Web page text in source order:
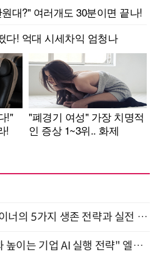
AI × Design : UX디자이너의 5가지 생존 전략과 실전 대응 8월 28일 개최
"AI ROI 시대, 투자 성과 높이는 기업 AI 실행 전략" 엘타워 6층 (9월 18일)